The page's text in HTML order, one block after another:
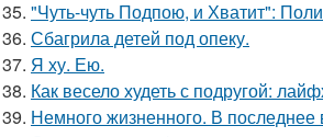
35. "Чуть-чуть Подпою, и Хватит":
36. Сбагрила детей под опеку.
37. Я ху. Ею.
38. Как весело худеть с подругой:
39. Немного жизненного. В